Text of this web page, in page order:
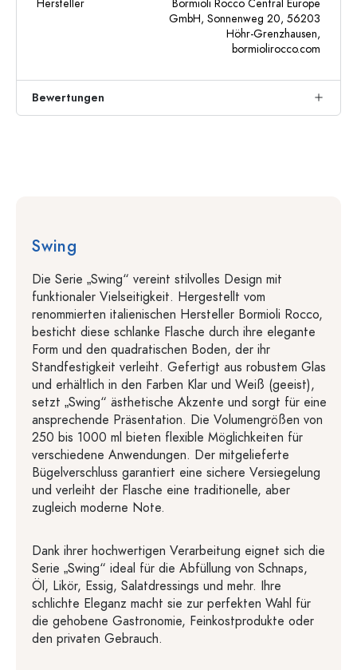
Hersteller
Bormioli Rocco Central Europe
GmbH, Sonnenweg 20, 56203
Höhr-Grenzhausen,
bormiolirocco.com
Bewertungen
Swing
Die Serie „Swing“ vereint stilvolles Design mit
funktionaler Vielseitigkeit. Hergestellt vom
renommierten italienischen Hersteller Bormioli Rocco,
besticht diese schlanke Flasche durch ihre elegante
Form und den quadratischen Boden, der ihr
Standfestigkeit verleiht. Gefertigt aus robustem Glas
und erhältlich in den Farben Klar und Weiß (geeist),
setzt „Swing“ ästhetische Akzente und sorgt für eine
ansprechende Präsentation. Die Volumengrößen von
250 bis 1000 ml bieten flexible Möglichkeiten für
verschiedene Anwendungen. Der mitgelieferte
Bügelverschluss garantiert eine sichere Versiegelung
und verleiht der Flasche eine traditionelle, aber
zugleich moderne Note.
Dank ihrer hochwertigen Verarbeitung eignet sich die
Serie „Swing“ ideal für die Abfüllung von Schnaps,
Öl, Likör, Essig, Salatdressings und mehr. Ihre
schlichte Eleganz macht sie zur perfekten Wahl für
die gehobene Gastronomie, Feinkostprodukte oder
den privaten Gebrauch.